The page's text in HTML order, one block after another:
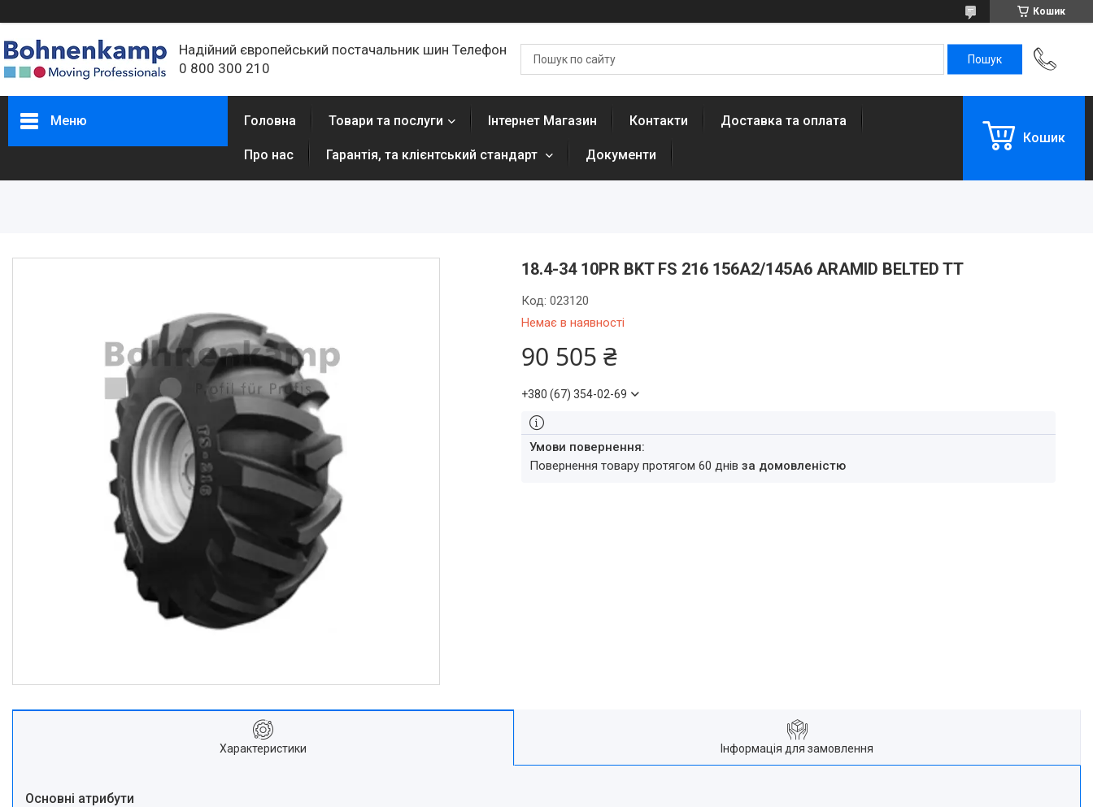
Кошик
Надійний європейський постачальник шин Телефон
0 800 300 210
Меню Головна Товари та послуги Інтернет Магазин Контакти Доставка та оплата
Про нас Гарантія, та клієнтський стандарт Документи
Кошик
18.4-34 10PR BKT FS 216 156A2/145A6 ARAMID BELTED TT
Немає в наявності
Код:023120
90 505 ₴
+380 (67) 354-02-69
повернення товару протягом 60 днівза домовленістю
Характеристики Інформація для замовлення
Основні атрибути